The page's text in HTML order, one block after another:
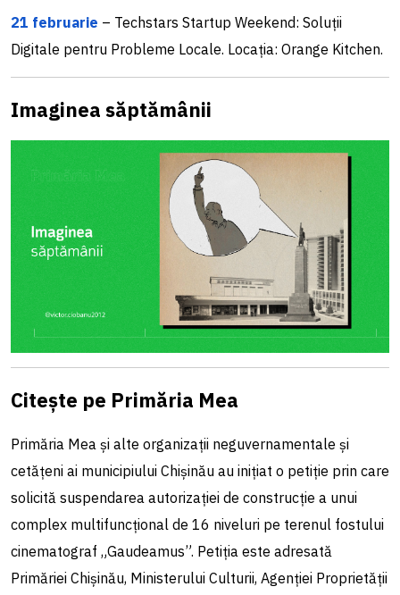
21 februarie – Techstars Startup Weekend: Soluții
Digitale pentru Probleme Locale. Locația: Orange Kitchen.
Imaginea săptămânii
Citește pe Primăria Mea
Primăria Mea și alte organizații neguvernamentale și
cetățeni ai municipiului Chișinău au inițiat o petiție prin care
solicită suspendarea autorizației de construcție a unui
complex multifuncțional de 16 niveluri pe terenul fostului
cinematograf „Gaudeamus”. Petiția este adresată
Primăriei Chișinău, Ministerului Culturii, Agenției Proprietății